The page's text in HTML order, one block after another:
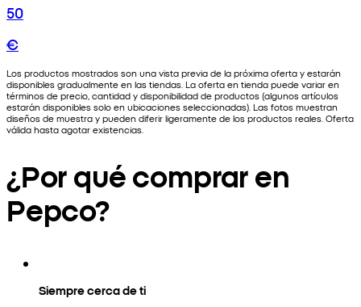
50
€
Los productos mostrados son una vista previa de la próxima oferta y estarán
disponibles gradualmente en las tiendas. La oferta en tienda puede variar en
términos de precio, cantidad y disponibilidad de productos (algunos artículos
estarán disponibles solo en ubicaciones seleccionadas). Las fotos muestran
diseños de muestra y pueden diferir ligeramente de los productos reales. Oferta
válida hasta agotar existencias.
¿Por qué comprar en
Pepco?
Siempre cerca de ti